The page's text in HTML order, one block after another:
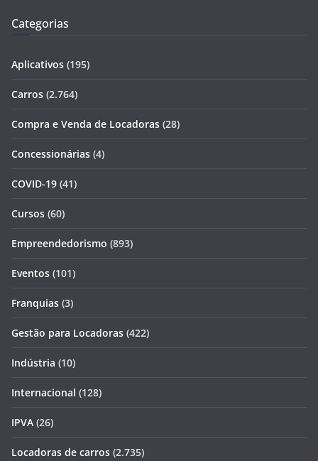
Categorias
Aplicativos (195)
Carros (2.764)
Compra e Venda de Locadoras (28)
Concessionárias (4)
COVID-19 (41)
Cursos (60)
Empreendedorismo (893)
Eventos (101)
Franquias (3)
Gestão para Locadoras (422)
Indústria (10)
Internacional (128)
IPVA (26)
Locadoras de carros (2.735)